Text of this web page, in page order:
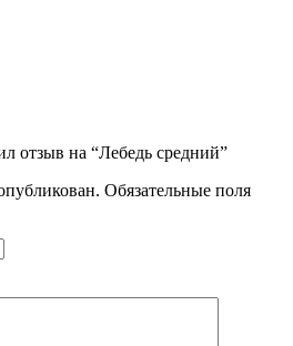
отзыв на “Лебедь средний”
Обязательные поля